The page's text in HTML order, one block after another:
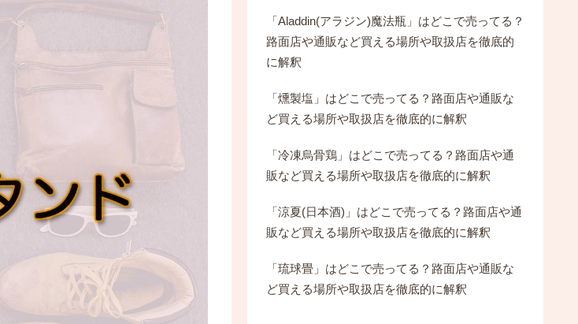
「Aladdin(アラジン)魔法瓶」はどこで売ってる？
路面店や通販など買える場所や取扱店を徹底的
に解釈
「燻製塩」はどこで売ってる？路面店や通販な
ど買える場所や取扱店を徹底的に解釈
「冷凍烏骨鶏」はどこで売ってる？路面店や通
販など買える場所や取扱店を徹底的に解釈
「涼夏(日本酒)」はどこで売ってる？路面店や通
販など買える場所や取扱店を徹底的に解釈
「琉球畳」はどこで売ってる？路面店や通販な
ど買える場所や取扱店を徹底的に解釈